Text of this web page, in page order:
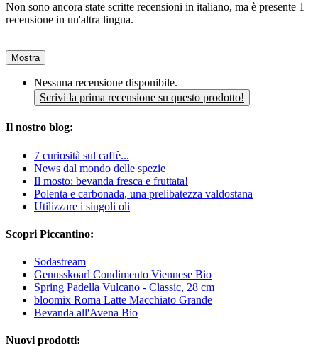
Non sono ancora state scritte recensioni in italiano, ma è presente 1
recensione in un'altra lingua.
Mostra
Nessuna recensione disponibile.
Scrivi la prima recensione su questo prodotto!
Il nostro blog:
7 curiosità sul caffè...
News dal mondo delle spezie
Il mosto: bevanda fresca e fruttata!
Polenta e carbonada, una prelibatezza valdostana
Utilizzare i singoli oli
Scopri Piccantino:
Sodastream
Genusskoarl Condimento Viennese Bio
Spring Padella Vulcano - Classic, 28 cm
bloomix Roma Latte Macchiato Grande
Bevanda all'Avena Bio
Nuovi prodotti: